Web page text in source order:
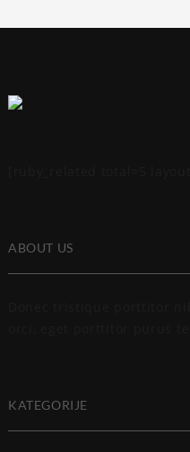
ABOUT US
KATEGORIJE